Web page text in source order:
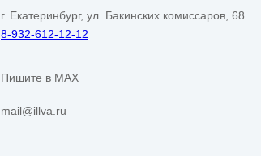
г. Екатеринбург, ул. Бакинских комиссаров, 68
8-932-612-12-12
Пишите в MAX
mail@illva.ru